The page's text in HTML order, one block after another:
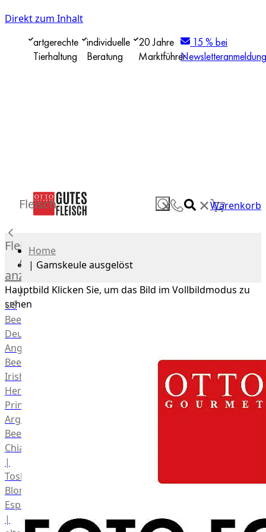
Direkt zum Inhalt
artgerechte
Tierhaltung
individuelle
Beratung
20 Jahre
Marktführer
15 % bei
Newsletteranmeldung
✕ ✕Warenkorb
Fleisch
Fleisch
Alle
anzeigen
Rind
US
Beef
Deutsches
Angus
Beef
Irish
Hereford
Prime
Argentina
Beef
Chianina
|
Toskana
Blonda
Espanola
|
Home
| Gamskeule ausgelöst
Hauptbild Klicken Sie, um das Bild im Vollbildmodus zu
sehen